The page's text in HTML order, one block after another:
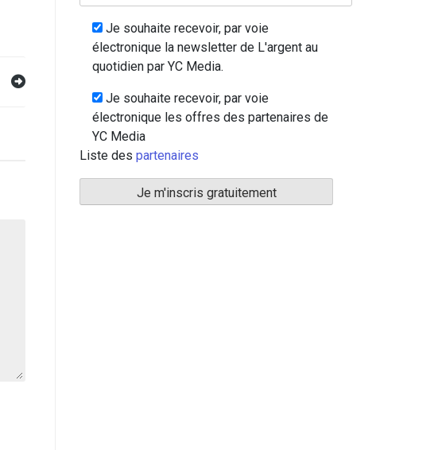
Je souhaite recevoir, par voie
électronique la newsletter de L'argent au
quotidien par YC Media.
Je souhaite recevoir, par voie
électronique les offres des partenaires de
YC Media
Liste des partenaires